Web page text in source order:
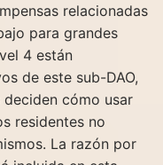
relacionadas
para grandes
4 están
de este sub-DAO,
cómo usar
residentes no
La razón por